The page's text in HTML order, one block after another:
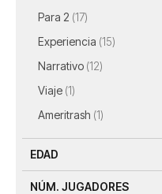
Para 2 17
artículos
Experiencia 15
artículos
Narrativo 12
artículos
Viaje 1
artículo
Ameritrash 1
artículo
EDAD
NÚM. JUGADORES